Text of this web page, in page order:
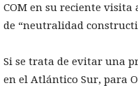
COM en su reciente
de “neutralidad
Si se trata de evitar una
en el Atlántico Sur, para